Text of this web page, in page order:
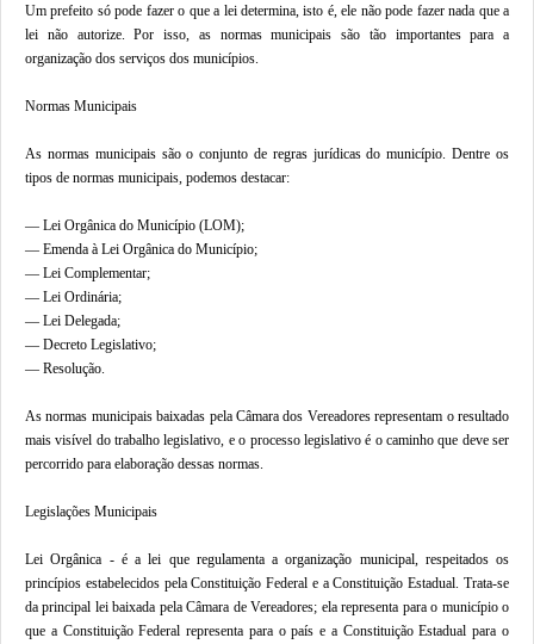
Um prefeito só pode fazer o que a lei determina, isto é, ele não pode fazer nada que a
lei não autorize. Por isso, as normas municipais são tão importantes para a
organização dos serviços dos municípios.
Normas Municipais
As normas municipais são o conjunto de regras jurídicas do município. Dentre os
tipos de normas municipais, podemos destacar:
— Lei Orgânica do Município (LOM);
— Emenda à Lei Orgânica do Município;
— Lei Complementar;
— Lei Ordinária;
— Lei Delegada;
— Decreto Legislativo;
— Resolução.
As normas municipais baixadas pela Câmara dos Vereadores representam o resultado
mais visível do trabalho legislativo, e o processo legislativo é o caminho que deve ser
percorrido para elaboração dessas normas.
Legislações Municipais
Lei Orgânica - é a lei que regulamenta a organização municipal, respeitados os
princípios estabelecidos pela Constituição Federal e a Constituição Estadual. Trata-se
da principal lei baixada pela Câmara de Vereadores; ela representa para o município o
que a Constituição Federal representa para o país e a Constituição Estadual para o